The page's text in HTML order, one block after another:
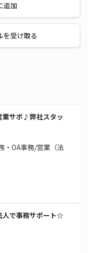
追加
を受け取る
業サポ♪弊社スタッ
・OA事務/営業（法
人で事務サポート☆